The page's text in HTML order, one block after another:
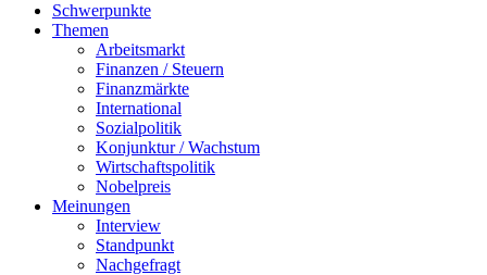
Schwerpunkte
Themen
Arbeitsmarkt
Finanzen / Steuern
Finanzmärkte
International
Sozialpolitik
Konjunktur / Wachstum
Wirtschaftspolitik
Nobelpreis
Meinungen
Interview
Standpunkt
Nachgefragt